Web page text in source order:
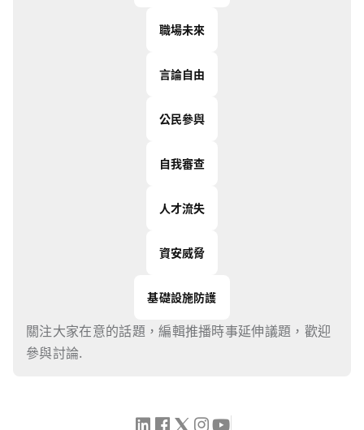
職場未來
言論自由
公民參與
自我審查
人才流失
資安威脅
基礎設施防護
關注大家在意的話題，編輯推播時事延伸議題，歡迎
參與討論.